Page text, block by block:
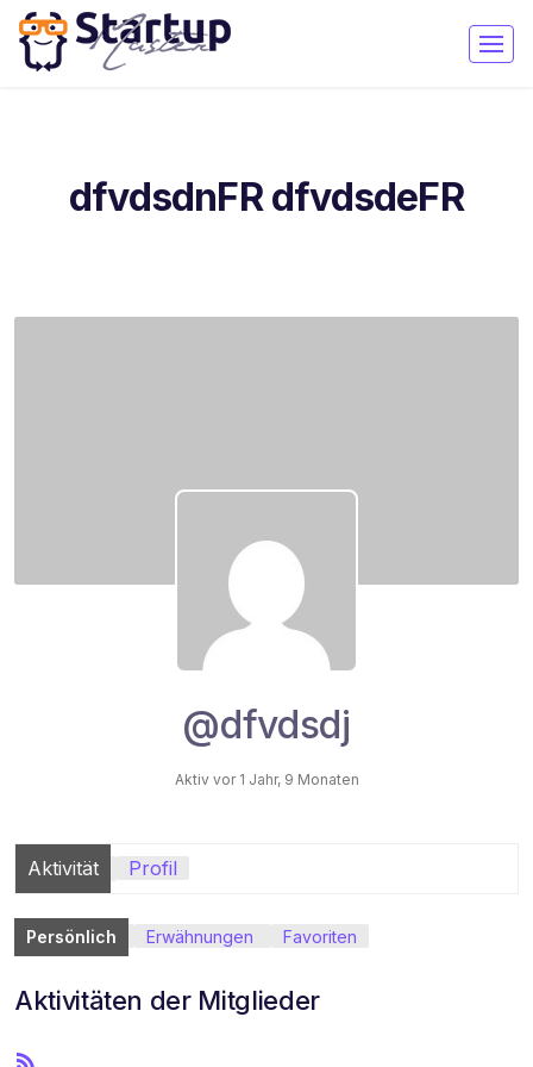
dfvdsdnFR dfvdsdeFR
@dfvdsdj
Aktiv vor 1 Jahr, 9 Monaten
Aktivität Profil
Persönlich Erwähnungen Favoriten
Aktivitäten der Mitglieder